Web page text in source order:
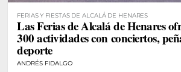
FERIAS Y FIESTAS DE ALCALÁ DE HENARES
Las Ferias de Alcalá de Henares
300 actividades con conciertos,
deporte
ANDRÉS FIDALGO